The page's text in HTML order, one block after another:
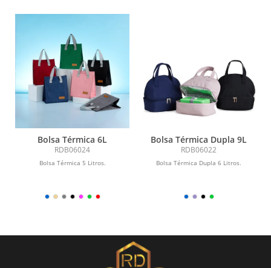
Bolsa Térmica 6L
RDB06024
Bolsa Térmica 5 Litros.
Bolsa Térmica Dupla 9L
RDB06022
Bolsa Térmica Dupla 6 Litros.